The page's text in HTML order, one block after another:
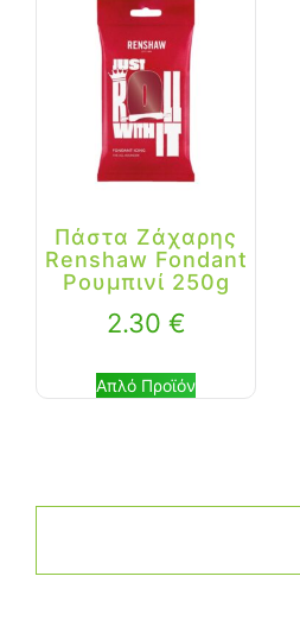
Πάστα Ζάχαρης
Renshaw Fondant
Ρουμπινί 250g
2.30 €
Απλό Προϊόν